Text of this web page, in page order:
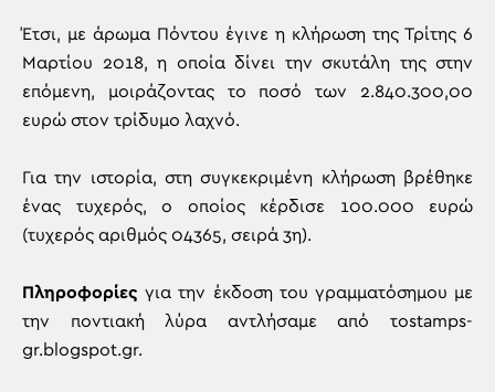
Έτσι, με άρωμα Πόντου έγινε η κλήρωση της Τρίτης 6
Μαρτίου 2018, η οποία δίνει την σκυτάλη της στην
επόμενη, μοιράζοντας το ποσό των 2.840.300,00
ευρώ στον τρίδυμο λαχνό.
Για την ιστορία, στη συγκεκριμένη κλήρωση βρέθηκε
ένας τυχερός, ο οποίος κέρδισε 100.000 ευρώ
(τυχερός αριθμός 04365, σειρά 3η).
Πληροφορίες για την έκδοση του γραμματόσημου με
την ποντιακή λύρα αντλήσαμε από τοstamps-
gr.blogspot.gr.